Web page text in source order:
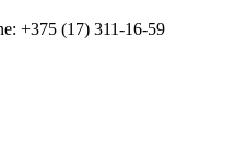
+375 (17) 311-16-59